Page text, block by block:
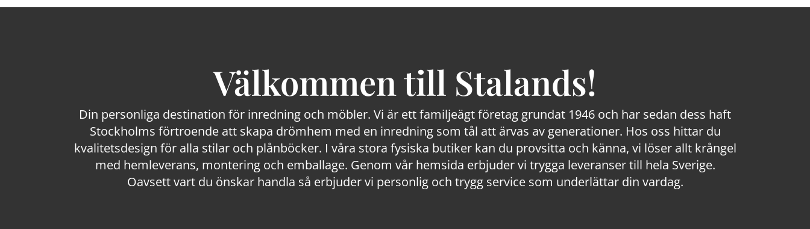
Välkommen till Stalands!
Din personliga destination för inredning och möbler. Vi är ett familjeägt företag grundat 1946 och har sedan dess haft
Stockholms förtroende att skapa drömhem med en inredning som tål att ärvas av generationer. Hos oss hittar du
kvalitetsdesign för alla stilar och plånböcker. I våra stora fysiska butiker kan du provsitta och känna, vi löser allt krångel
med hemleverans, montering och emballage. Genom vår hemsida erbjuder vi trygga leveranser till hela Sverige.
Oavsett vart du önskar handla så erbjuder vi personlig och trygg service som underlättar din vardag.